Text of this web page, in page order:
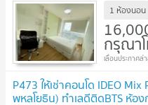
1 ห้องนอน
กรุณา
P473 ให้เช่าคอนโด IDEO
พหลโยธิน) ทำเลดีติดBTS ห้อ